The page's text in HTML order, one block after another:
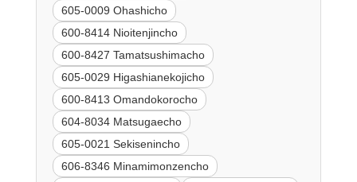
605-0009 Ohashicho
600-8414 Nioitenjincho
600-8427 Tamatsushimacho
605-0029 Higashianekojicho
600-8413 Omandokorocho
604-8034 Matsugaecho
605-0021 Sekisenincho
606-8346 Minamimonzencho